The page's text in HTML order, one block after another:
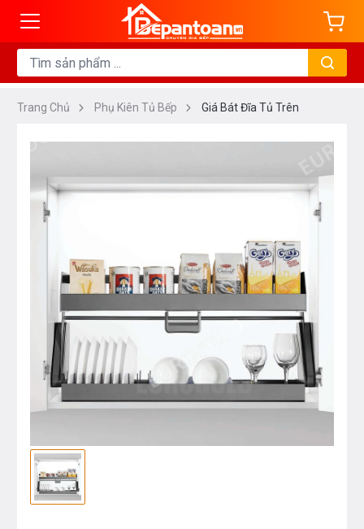
Trang Chủ Phụ Kiên Tủ Bếp Giá Bát Đĩa Tủ Trên